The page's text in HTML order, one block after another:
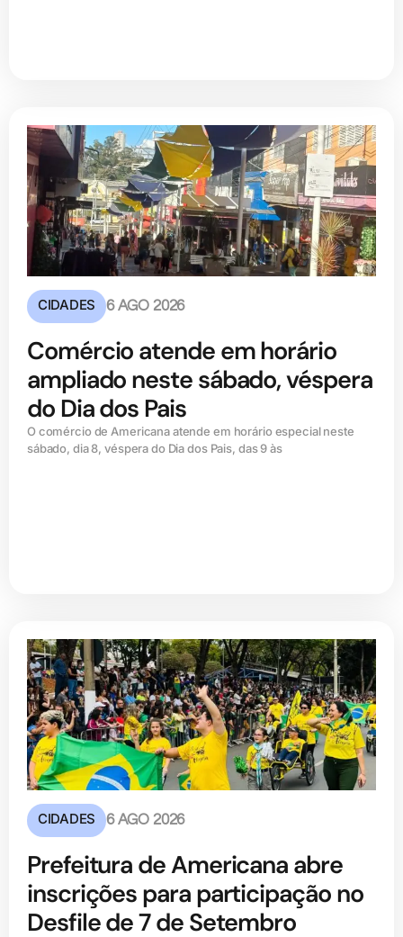
CIDADES 6 AGO 2026
Comércio atende em horário
ampliado neste sábado, véspera
do Dia dos Pais
O comércio de Americana atende em horário especial neste
sábado, dia 8, véspera do Dia dos Pais, das 9 às
CIDADES 6 AGO 2026
Prefeitura de Americana abre
inscrições para participação no
Desfile de 7 de Setembro